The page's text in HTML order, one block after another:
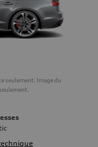
seulement. Image du